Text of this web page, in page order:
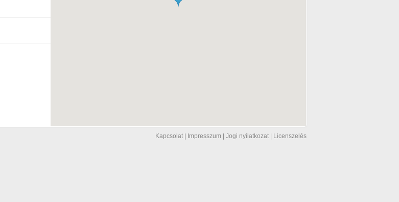
Kapcsolat Impresszum Jogi nyilatkozat Licenszelés